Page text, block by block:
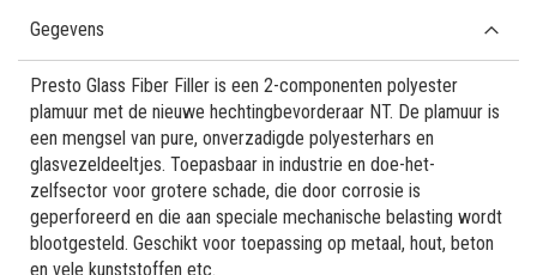
Gegevens
Presto Glass Fiber Filler is een 2-componenten polyester
plamuur met de nieuwe hechtingbevorderaar NT. De plamuur is
een mengsel van pure, onverzadigde polyesterhars en
glasvezeldeeltjes. Toepasbaar in industrie en doe-het-
zelfsector voor grotere schade, die door corrosie is
geperforeerd en die aan speciale mechanische belasting wordt
blootgesteld. Geschikt voor toepassing op metaal, hout, beton
en vele kunststoffen etc.